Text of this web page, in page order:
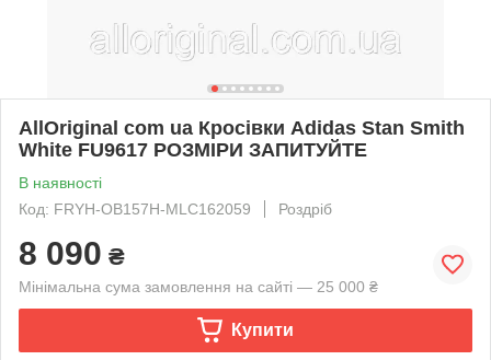
AllOriginal com ua Кросівки Adidas Stan Smith
White FU9617 РОЗМІРИ ЗАПИТУЙТЕ
В наявності
Код: FRYH-OB157H-MLC162059
Роздріб
8 090 ₴
Мінімальна сума замовлення на сайті — 25 000 ₴
Купити